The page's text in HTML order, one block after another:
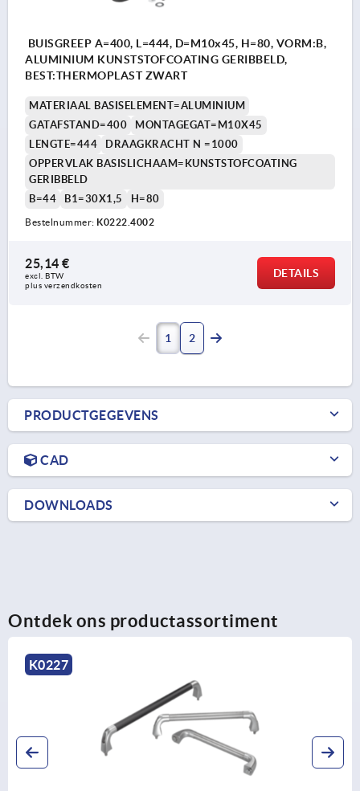
BUISGREEP A=400, L=444, D=M10x45, H=80, VORM:B,
ALUMINIUM KUNSTSTOFCOATING GERIBBELD,
BEST:THERMOPLAST ZWART
MATERIAAL BASISELEMENT=ALUMINIUM
GATAFSTAND=400
MONTAGEGAT=M10X45
LENGTE=444
DRAAGKRACHT N =1000
OPPERVLAK BASISLICHAAM=KUNSTSTOFCOATING
GERIBBELD
B=44
B1=30X1,5 H=80
Bestelnummer: K0222.4002
25,14 €
excl. BTW
plus verzendkosten
DETAILS
1 2
PRODUCTGEGEVENS
CAD
DOWNLOADS
Ontdek ons productassortiment
K0227